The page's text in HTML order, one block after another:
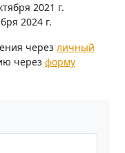
2021 г.
2024 г.
через личный
через форму